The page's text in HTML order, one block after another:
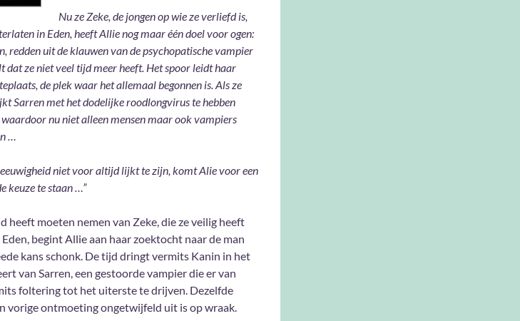
Nu ze Zeke, de jongen op wie ze verliefd is,
in Eden, heeft Allie nog maar één doel voor ogen:
redden uit de klauwen van de psychopatische vampier
dat ze niet veel tijd meer heeft. Het spoor leidt haar
de plek waar het allemaal begonnen is. Als ze
Sarren met het dodelijke roodlongvirus te hebben
nu niet alleen mensen maar ook vampiers
…
niet voor altijd lijkt te zijn, komt Alie voor een
keuze te staan …”
heeft moeten nemen van Zeke, die ze veilig heeft
begint Allie aan haar zoektocht naar de man
kans schonk. De tijd dringt vermits Kanin in het
van Sarren, een gestoorde vampier die er van
foltering tot het uiterste te drijven. Dezelfde
vorige ontmoeting ongetwijfeld uit is op wraak.